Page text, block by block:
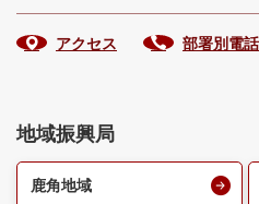
アクセス 部署別電
地域振興局
鹿角地域